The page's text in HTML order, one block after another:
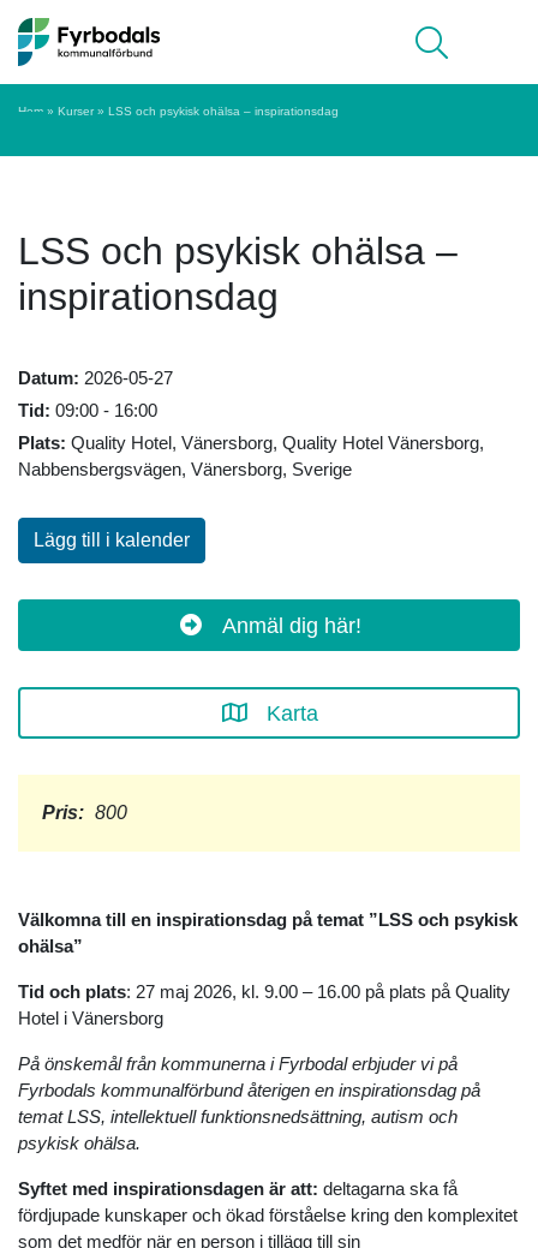
Meny
Hem » Kurser» LSS och psykisk ohälsa – inspirationsdag
LSS och psykisk ohälsa –
inspirationsdag
Datum: 2026-05-27
Tid: 09:00 - 16:00
Plats: Quality Hotel, Vänersborg, Quality Hotel Vänersborg,
Nabbensbergsvägen, Vänersborg, Sverige
Lägg till i kalender
Anmäl dig här!
Karta
Pris: 800
Välkomna till en inspirationsdag på temat ”LSS och psykisk
ohälsa”
Tid och plats: 27 maj 2026, kl. 9.00 – 16.00 på plats på Quality
Hotel i Vänersborg
På önskemål från kommunerna i Fyrbodal erbjuder vi på
Fyrbodals kommunalförbund återigen en inspirationsdag på
temat LSS, intellektuell funktionsnedsättning, autism och
psykisk ohälsa.
Syftet med inspirationsdagen är att: deltagarna ska få
fördjupade kunskaper och ökad förståelse kring den komplexitet
som det medför när en person i tillägg till sin